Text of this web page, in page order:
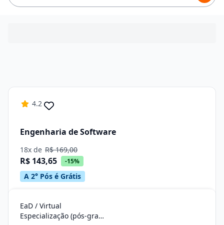
4.2
Engenharia de Software
18x de R$ 169,00
R$ 143,65 -15%
A 2° Pós é Grátis
EaD / Virtual
Especialização (pós-graduação)